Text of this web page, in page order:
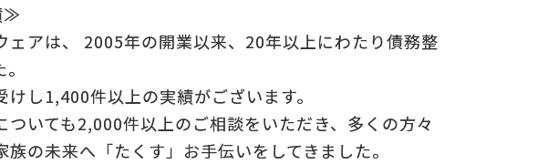
≫
ェアは、 2005年の開業以来、20年以上にわたり債務整
し1,400件以上の実績がございます。
ついても2,000件以上のご相談をいただき、多くの方々
の未来へ「たくす」お手伝いをしてきました。